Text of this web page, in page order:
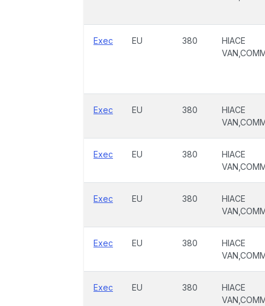
Exec EU 380
HIACE
Exec EU 380
HIACE
Exec EU 380
HIACE
Exec EU 380
HIACE
Exec EU 380
HIACE
Exec EU 380
HIACE